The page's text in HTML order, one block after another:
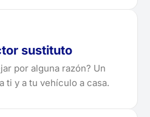
sustituto
por alguna razón? Un
ti y a tu vehículo a casa.